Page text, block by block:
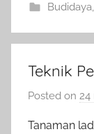
Budidaya,
Teknik
Posted on 24
Tanaman